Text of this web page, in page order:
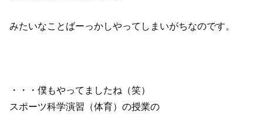
みたいなことばーっかしやってしまいがちなのです。
・・・僕もやってましたね（笑）
スポーツ科学演習（体育）の授業の